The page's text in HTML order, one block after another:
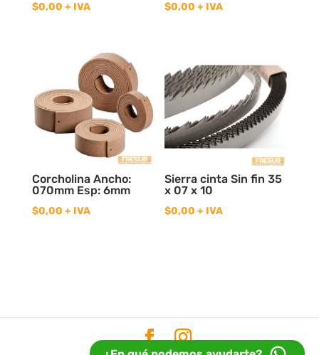
$0,00 + IVA $0,00 + IVA
Corcholina Ancho:
070mm Esp: 6mm
$0,00 + IVA
Sierra cinta Sin fin 35
x 07 x 10
$0,00 + IVA